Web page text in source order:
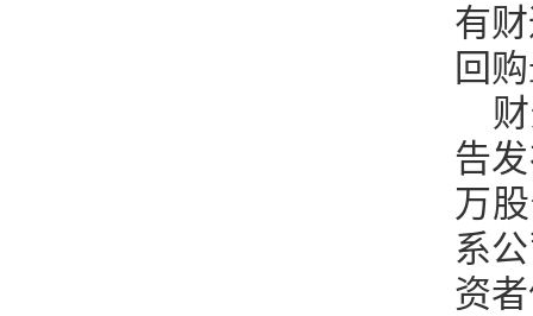
有
回
告
万
系
资